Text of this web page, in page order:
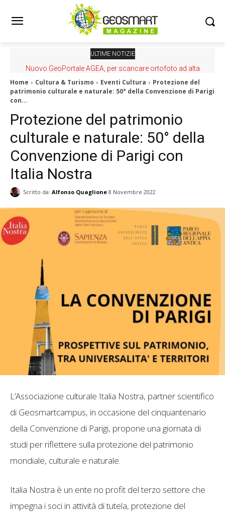
ULTIME NOTIZIE
Nuovo GeoPortale AGEA, per scaricare ortofoto ad alta
Home Cultura & Turismo Eventi Cultura
Protezione del
patrimonio culturale e naturale: 50° della Convenzione di Parigi
con...
Protezione del patrimonio
culturale e naturale: 50° della
Convenzione di Parigi con
Italia Nostra
Scritto da: Alfonso Quaglione 8 Novembre 2022
L’Associazione culturale Italia Nostra, partner scientifico
di Geosmartcampus, in occasione del cinquantenario
della Convenzione di Parigi, propone una giornata di
studi per riflettere sulla protezione del patrimonio
mondiale, culturale e naturale.
Italia Nostra è un ente no profit del terzo settore che
impegna i soci in attività di tutela, protezione del